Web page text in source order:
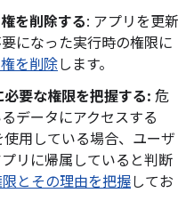
を削除する: アプリを更新
になった実行時の権限に
を削除します。
要な権限を把握する: 危
データにアクセスする
用している場合、ユーザ
リに帰属していると判断
とその理由を把握してお